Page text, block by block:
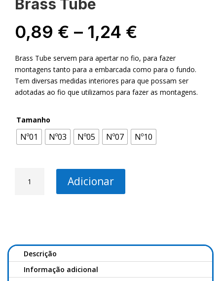
Brass Tube
0,89 € – 1,24 €
0,89 €
through
1,24 €
Brass Tube servem para apertar no fio, para fazer
montagens tanto para a embarcada como para o fundo.
Tem diversas medidas interiores para que possam ser
adotadas ao fio que utilizamos para fazer as montagens.
Tamanho
Nº01 Nº03 Nº05 Nº07 Nº10
Adicionar
Descrição
Informação adicional